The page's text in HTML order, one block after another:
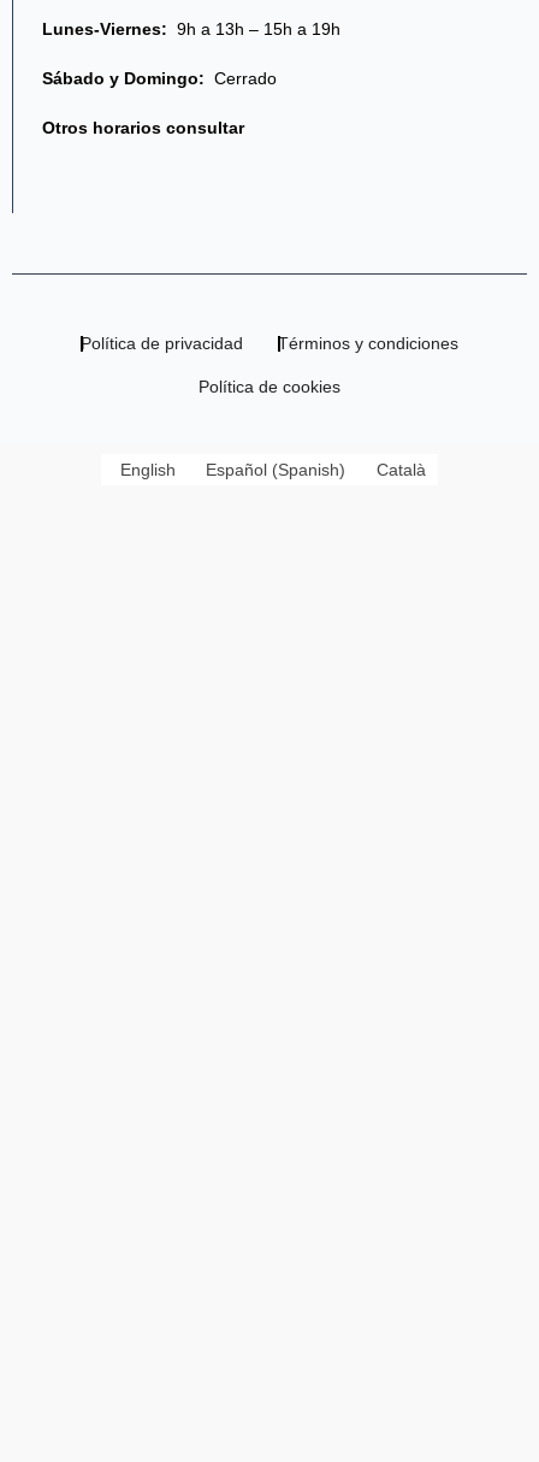
Lunes-Viernes: 9h a 13h – 15h a 19h
Sábado y Domingo: Cerrado
Otros horarios consultar
Política de privacidad Términos y condiciones
Política de cookies
English Español (Spanish) Català